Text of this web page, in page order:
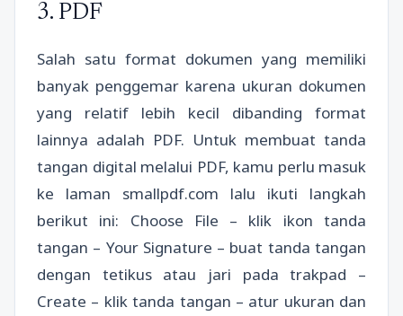
3. PDF
Salah satu format dokumen yang memiliki
banyak penggemar karena ukuran dokumen
yang relatif lebih kecil dibanding format
lainnya adalah PDF. Untuk membuat tanda
tangan digital melalui PDF, kamu perlu masuk
ke laman smallpdf.com lalu ikuti langkah
berikut ini: Choose File – klik ikon tanda
tangan – Your Signature – buat tanda tangan
dengan tetikus atau jari pada trakpad –
Create – klik tanda tangan – atur ukuran dan